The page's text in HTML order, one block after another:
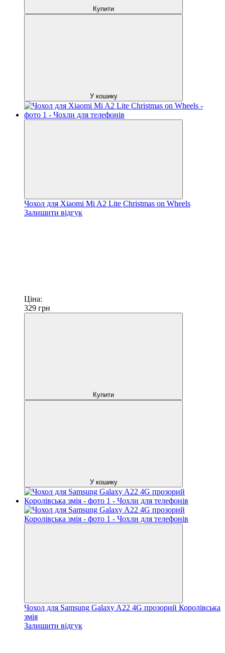
Купити
У кошику
Чохол для Xiaomi Mi A2 Lite Christmas on Wheels
Залишити відгук
Ціна:
329 грн
Купити
У кошику
Чохол для Samsung Galaxy A22 4G прозорий Королівська
змія
Залишити відгук